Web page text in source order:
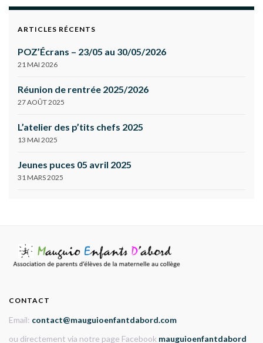
ARTICLES RÉCENTS
POZ’Écrans – 23/05 au 30/05/2026
21 MAI 2026
Réunion de rentrée 2025/2026
27 AOÛT 2025
L’atelier des p’tits chefs 2025
13 MAI 2025
Jeunes puces 05 avril 2025
31 MARS 2025
CONTACT
Email: contact@mauguioenfantdabord.com
ou directement via notre page Facebook mauguioenfantdabord